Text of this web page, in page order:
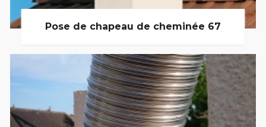
Pose de chapeau de cheminée 67